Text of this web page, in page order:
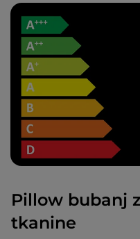
Pillow bubanj
tkanine